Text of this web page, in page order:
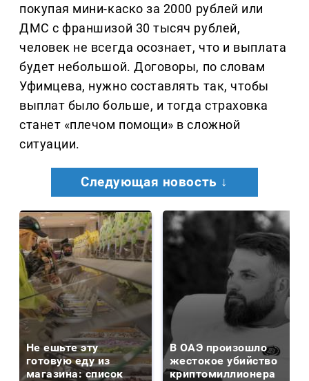
покупая мини-каско за 2000 рублей или
ДМС с франшизой 30 тысяч рублей,
человек не всегда осознает, что и выплата
будет небольшой. Договоры, по словам
Уфимцева, нужно составлять так, чтобы
выплат было больше, и тогда страховка
станет «плечом помощи» в сложной
ситуации.
Следующая новость ↓
Не ешьте эту
готовую еду из
магазина: список
В ОАЭ произошло
жестокое убийство
криптомиллионера